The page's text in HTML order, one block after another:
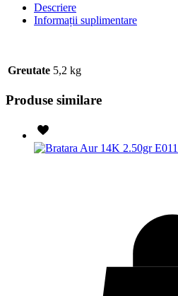
Descriere
Informații suplimentare
Greutate 5,2 kg
Produse similare